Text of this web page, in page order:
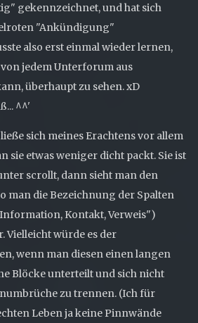
gekennzeichnet, und hat sich
"Ankündigung"
also erst einmal wieder lernen,
von jedem Unterforum aus
überhaupt zu sehen. xD
^^'
sich meines Erachtens vor allem
sie etwas weniger dicht packt. Sie ist
scrollt, dann sieht man den
man die Bezeichnung der Spalten
Kontakt, Verweis")
Vielleicht würde es der
wenn man diesen einen langen
Blöcke unterteilt und sich nicht
zu trennen. (Ich für
Leben ja keine Pinnwände